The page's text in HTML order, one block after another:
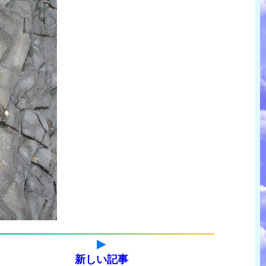
新しい記事